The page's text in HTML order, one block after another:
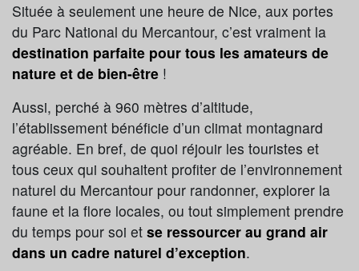
Située à seulement une heure de Nice, aux portes
du Parc National du Mercantour, c’est vraiment la
destination parfaite pour tous les amateurs de
nature et de bien-être !
Aussi, perché à 960 mètres d’altitude,
l’établissement bénéficie d’un climat montagnard
agréable. En bref, de quoi réjouir les touristes et
tous ceux qui souhaitent profiter de l’environnement
naturel du Mercantour pour randonner, explorer la
faune et la flore locales, ou tout simplement prendre
du temps pour soi et se ressourcer au grand air
dans un cadre naturel d’exception.